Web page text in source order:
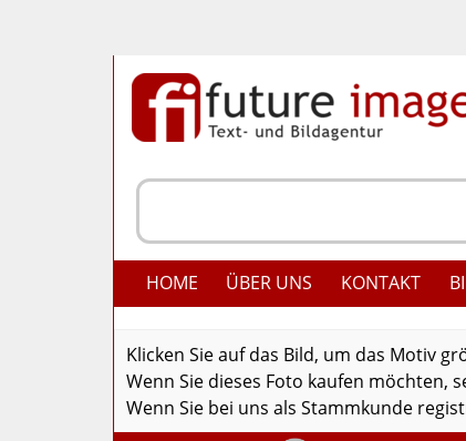
HOME ÜBER UNS KONTAKT
Klicken Sie auf das Bild, um das Motiv
Wenn Sie dieses Foto kaufen möchten,
Wenn Sie bei uns als Stammkunde